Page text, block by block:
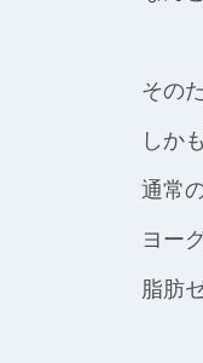
その
しかも
通常
ヨー
脂肪